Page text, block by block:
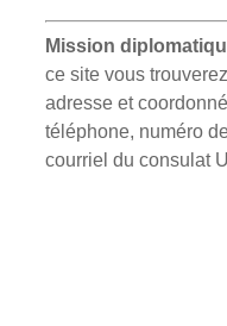
Mission
ce site vous
adresse et
téléphone, numéro
courriel du consulat